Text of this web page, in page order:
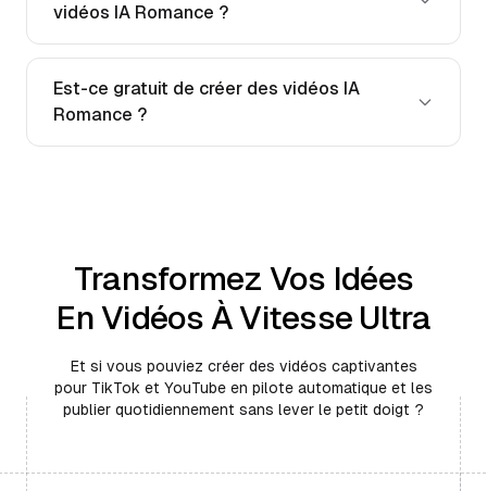
vidéos IA Romance ?
Est-ce gratuit de créer des vidéos IA
Romance ?
Transformez Vos Idées
En Vidéos À Vitesse Ultra
Et si vous pouviez créer des vidéos captivantes
pour TikTok et YouTube en pilote automatique et les
publier quotidiennement sans lever le petit doigt ?